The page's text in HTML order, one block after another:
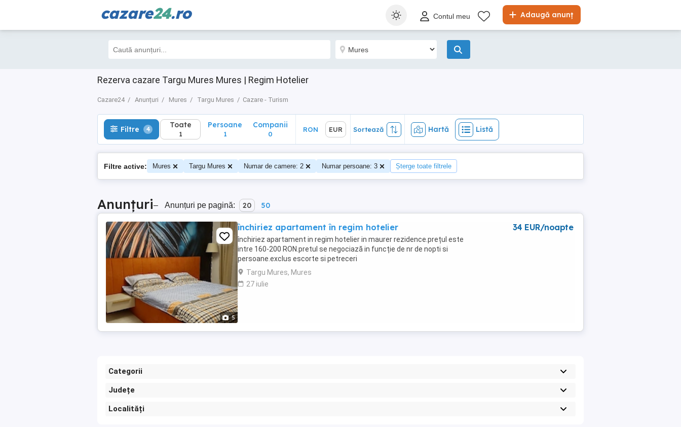
cazare24.ro Adaugă anunț
Contul meu
Rezerva cazare Targu Mures Mures | Regim Hotelier
Cazare24 Anunțuri Mures Targu Mures Cazare - Turism
Filtre 4 Toate
1
Hartă Listă
Filtre 4 Toate
1
Persoane
1
Companii
0
RON EUR Sortează Hartă Listă
Filtre active: Mures Targu Mures Numar de camere: 2 Numar persoane: 3 Șterge toate filtrele
Anunțuri– Anunțuri pe pagină: 20 50
5
închiriez apartament în regim hotelier
închiriez apartament in regim hotelier in maurer rezidence.prețul este
intre 160-200 RON.pretul se negociază in funcție de nr de nopti si
persoane.exclus escorte si petreceri
Targu Mures, Mures
27 iulie
34 EUR/noapte
Categorii
Județe
Localități